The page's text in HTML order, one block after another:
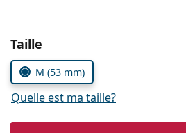
Choisissez les
Taille
M (53 mm)
Quelle est ma taille?